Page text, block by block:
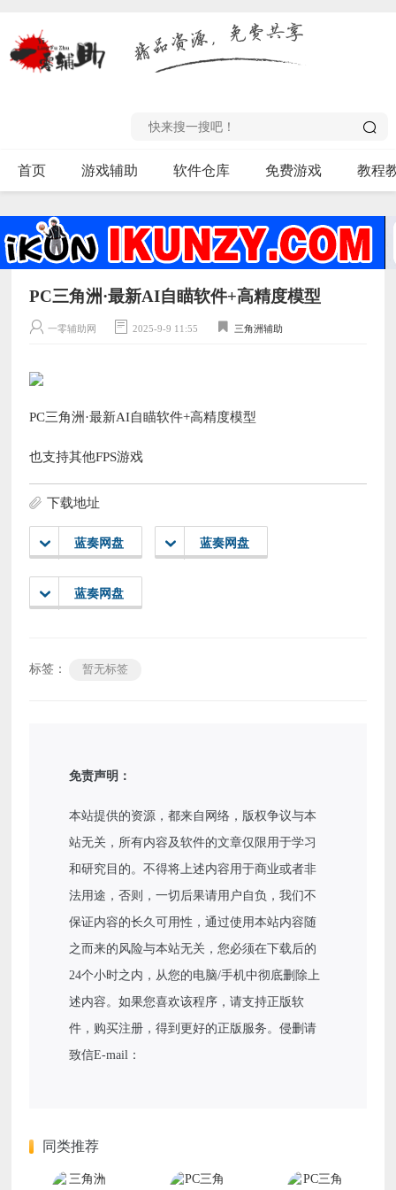
首页 游戏辅助 软件仓库 免费游戏 教程
PC三角洲·最新AI自瞄软件+高精度模型
一零辅助网 2025-9-9 11:55 三角洲辅助
PC三角洲·最新AI自瞄软件+高精度模型
也支持其他FPS游戏
下载地址
蓝奏网盘 蓝奏网盘
蓝奏网盘
标签： 暂无标签
免责声明：
本站提供的资源，都来自网络，版权争议与本
站无关，所有内容及软件的文章仅限用于学习
和研究目的。不得将上述内容用于商业或者非
法用途，否则，一切后果请用户自负，我们不
保证内容的长久可用性，通过使用本站内容随
之而来的风险与本站无关，您必须在下载后的
24个小时之内，从您的电脑/手机中彻底删除上
述内容。如果您喜欢该程序，请支持正版软
件，购买注册，得到更好的正版服务。侵删请
致信E-mail：
同类推荐